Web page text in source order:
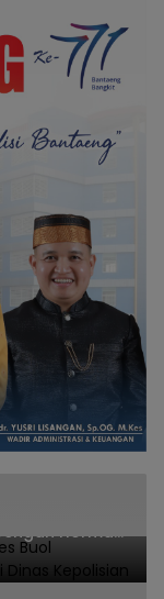
Polres
Hormat